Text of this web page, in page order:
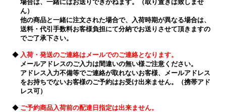
場合は、一緒にはお送りできかねます。（取り置きは致しませ
ん）
他の商品と一緒に注文された場合で、入荷時期が異なる場合は、
送料・代引手数料お客様負担にて分納でお送りさせて頂きますの
でご了承下さい。
◆ 入荷・発送のご連絡はメールでのご連絡となります。
メールアドレスのご入力は間違いの無い様ご注意ください。
アドレス入力不備等でご連絡が取れないお客様、メールアドレス
をお持ちでないお客様のご予約はお受け出来ません。（携帯アド
レス可）
◆ ご予約商品入荷前の配達日指定は出来ません。